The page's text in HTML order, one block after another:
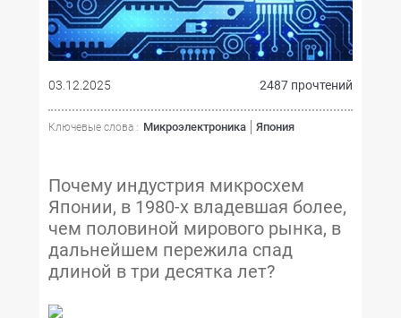
03.12.2025 2487 прочтений
Ключевые слова : Микроэлектроника Япония
Почему индустрия микросхем
Японии, в 1980-х владевшая более,
чем половиной мирового рынка, в
дальнейшем пережила спад
длиной в три десятка лет?